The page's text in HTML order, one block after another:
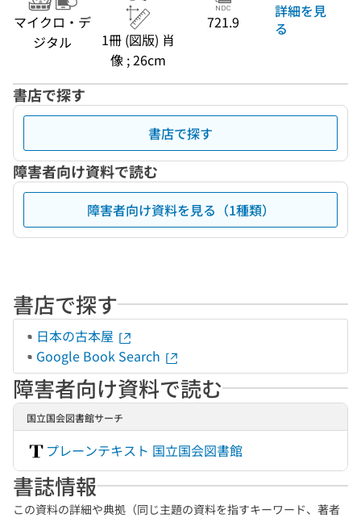
マイクロ・デ
ジタル
1冊 (図版) 肖
像 ; 26cm
721.9
詳細を見
る
書店で探す
書店で探す
障害者向け資料で読む
障害者向け資料を見る（1種類）
書店で探す
日本の古本屋
Google Book Search
障害者向け資料で読む
国立国会図書館サーチ
プレーンテキスト 国立国会図書館
書誌情報
この資料の詳細や典拠（同じ主題の資料を指すキーワード、著者